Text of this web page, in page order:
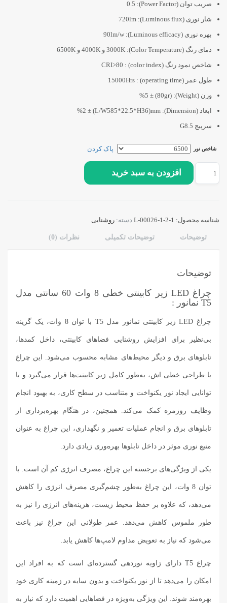
ضریب توان (Power Factor): 0.5
شار نوری (Luminous flux): 720lm
بهره نوری (Luminous efficacy): 90lm/w
دمای رنگ (Color Temperature): 3000K و 4000K و 6500K
شاخص نمود رنگ (color index) : CRI>80
طول عمر (operating time) :
15000Hrs
وزن (Weight): %5 ± (80gr)
ابعاد (Dimension): %2 ± (L/W585*22.5*H36)mm
سرپیچ G8.5
شاخص نور پاک کردن
چراغ
LED
خطی
وات
افزودن به سبد خرید
شناسه محصول:L-00026-1-2-1 دسته:روشنایی
توضیحات توضیحات تکمیلی نظرات (0)
توضیحات
چراغ LED زیر کابینتی خطی 8 وات 60 سانتی مدل
T5 نمانور :
چراغ LED زیر کابینتی نمانور مدل T5 با توان 8 وات، یک گزینه
بی‌نظیر برای افزایش روشنایی فضاهای کابینتی، داخل کمد‌ها،
تابلوهای برق و دیگر محیط‌های مشابه محسوب می‌شود. این چراغ
با طراحی خطی اش، به‌طور کامل زیر کابینت‌ها قرار می‌گیرد و با
توانایی ایجاد نور یکنواخت و متناسب در سطح کاری، به بهبود انجام
وظایف روزمره کمک می‌کند. همچنین، در هنگام بهره‌برداری از
تابلوهای برق و انجام عملیات تعمیر و نگهداری، این چراغ به عنوان
منبع نوری موثر در داخل تابلوها بهره‌وری زیادی دارد.
یکی از ویژگی‌های برجسته این چراغ، مصرف انرژی کم آن است. با
توان 8 وات، این چراغ به‌طور چشم‌گیری مصرف انرژی را کاهش
می‌دهد، که علاوه بر حفظ محیط زیست، هزینه‌های انرژی را نیز به
طور ملموس کاهش می‌دهد. عمر طولانی این چراغ نیز باعث
می‌شود که نیاز به تعویض مداوم لامپ‌ها کاهش یابد.
چراغ T5 دارای زاویه نوردهی گسترده‌ای است که به افراد این
امکان را می‌دهد تا از نور یکنواخت و بدون سایه در زمینه کاری خود
بهره‌مند شوند. این ویژگی به‌ویژه در فضاهایی اهمیت دارد که نیاز به